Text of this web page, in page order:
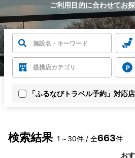
ご利用目的に合わせてお探
提携店カテゴリ
「ふるなびトラベル予約」対応店
検索結果 1～30件 / 全663件
お